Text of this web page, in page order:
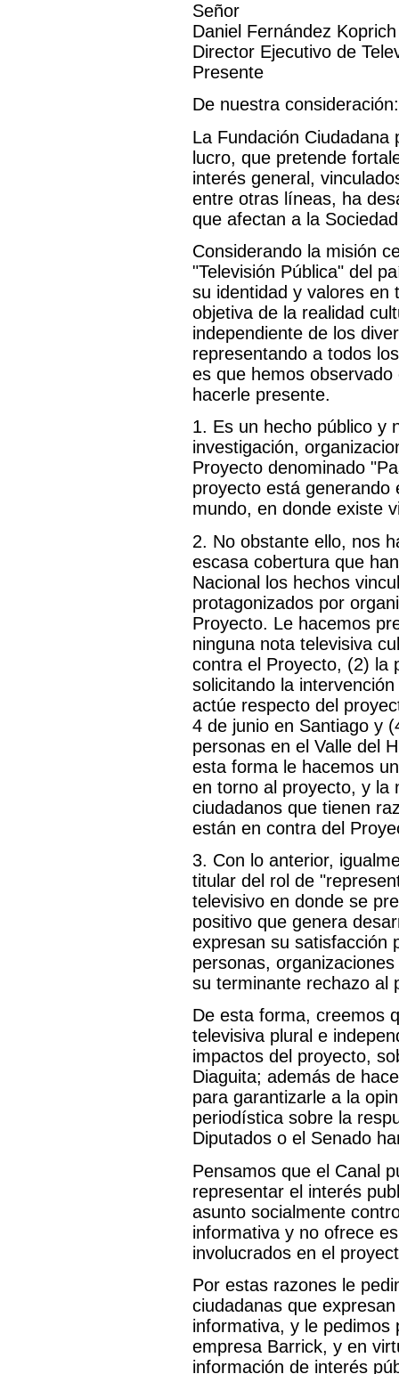
Señor
Daniel Fernández Koprich
Director Ejecutivo de
Presente
De nuestra consideración:
La Fundación
lucro, que pretende
interés general,
entre otras líneas, ha
que afectan a la
Considerando la misión
"Televisión Pública" del
su identidad y valores en
objetiva de la realidad
independiente de los
representando a todos
es que hemos
hacerle presente.
1. Es un hecho público y
investigación,
Proyecto denominado
proyecto está generando
mundo, en donde existe
2. No obstante ello, nos
escasa cobertura que
Nacional los hechos
protagonizados por
Proyecto. Le hacemos
ninguna nota televisiva
contra el Proyecto, (2) la
solicitando la
actúe respecto del
4 de junio en Santiago y
personas en el Valle del
esta forma le hacemos
en torno al proyecto, y la
ciudadanos que tienen
están en contra del
3. Con lo anterior,
titular del rol de
televisivo en donde se
positivo que genera
expresan su satisfacción
personas,
su terminante rechazo al
De esta forma, creemos
televisiva plural e
impactos del proyecto,
Diaguita; además de
para garantizarle a la
periodística sobre la
Diputados o el Senado
Pensamos que el Canal
representar el interés
asunto socialmente
informativa y no ofrece
involucrados en el
Por estas razones le
ciudadanas que
informativa, y le pedimos
empresa Barrick, y en
información de interés